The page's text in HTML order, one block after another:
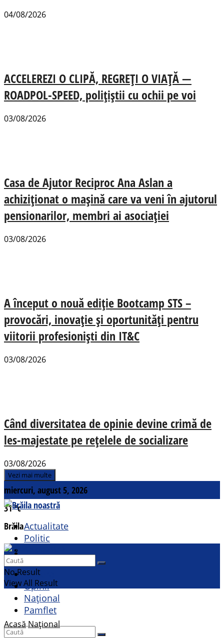
04/08/2026
ACCELEREZI O CLIPĂ, REGREȚI O VIAȚĂ —
ROADPOL-SPEED, polițiștii cu ochii pe voi
03/08/2026
Casa de Ajutor Reciproc Ana Aslan a
achiziționat o mașină care va veni în ajutorul
pensionarilor, membri ai asociației
03/08/2026
A început o nouă ediție Bootcamp STS –
provocări, inovație și oportunități pentru
viitorii profesioniști din IT&C
03/08/2026
Când diversitatea de opinie devine crimă de
les-majestate pe rețelele de socializare
03/08/2026
Vezi mai multe
miercuri, august 5, 2026
31°c
Brăila
Contact
Actualitate
Politic
Cultural
Opinii
Național
Pamflet
No Result
View All Result
AcasăNațional